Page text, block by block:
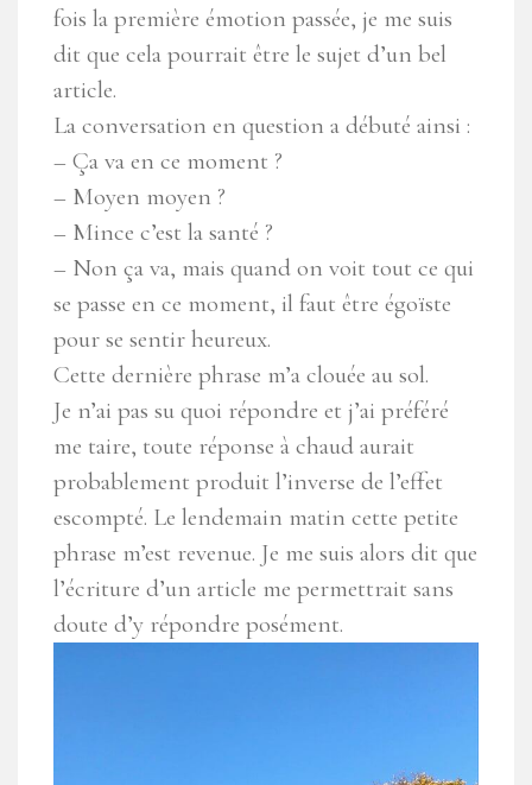
fois la première émotion passée, je me suis
dit que cela pourrait être le sujet d’un bel
article.
La conversation en question a débuté ainsi :
– Ça va en ce moment ?
– Moyen moyen ?
– Mince c’est la santé ?
– Non ça va, mais quand on voit tout ce qui
se passe en ce moment, il faut être égoïste
pour se sentir heureux.
Cette dernière phrase m’a clouée au sol.
Je n’ai pas su quoi répondre et j’ai préféré
me taire, toute réponse à chaud aurait
probablement produit l’inverse de l’effet
escompté. Le lendemain matin cette petite
phrase m’est revenue. Je me suis alors dit que
l’écriture d’un article me permettrait sans
doute d’y répondre posément.